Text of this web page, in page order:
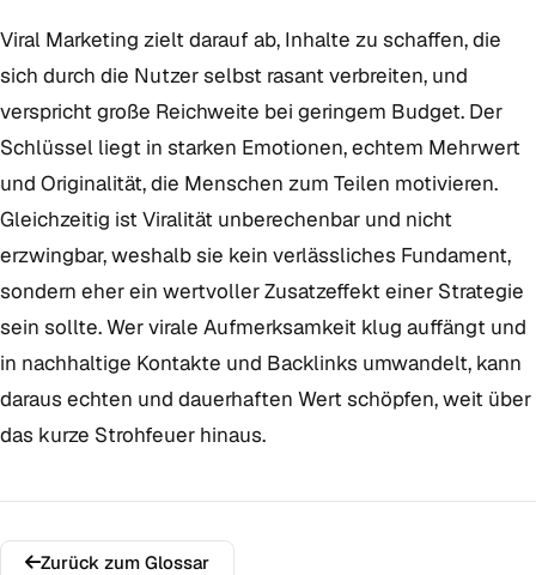
Viral Marketing zielt darauf ab, Inhalte zu schaffen, die
sich durch die Nutzer selbst rasant verbreiten, und
verspricht große Reichweite bei geringem Budget. Der
Schlüssel liegt in starken Emotionen, echtem Mehrwert
und Originalität, die Menschen zum Teilen motivieren.
Gleichzeitig ist Viralität unberechenbar und nicht
erzwingbar, weshalb sie kein verlässliches Fundament,
sondern eher ein wertvoller Zusatzeffekt einer Strategie
sein sollte. Wer virale Aufmerksamkeit klug auffängt und
in nachhaltige Kontakte und Backlinks umwandelt, kann
daraus echten und dauerhaften Wert schöpfen, weit über
das kurze Strohfeuer hinaus.
Zurück zum Glossar